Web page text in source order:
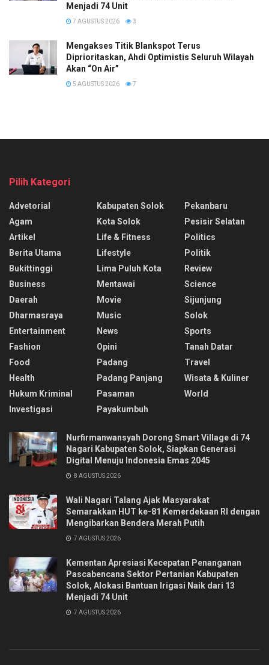
Menjadi 74 Unit
7 AGUSTUS 2026 3
Mengakses Titik Blankspot Terus
Diprioritaskan, Ahdi Optimistis Seluruh Wilayah
Akan “On Air”
5 AGUSTUS 2026 7
Pilih Kategori
Advetorial
Agam
Artikel
Berita Utama
Bukittinggi
Business
Daerah
Dharmasraya
Entertainment
Fashion
Food
Health
Hukum Kriminal
Investigasi
Kabupaten Solok
Kota Solok
Life & Fitness
Lifestyle
Lima Puluh Kota
Mentawai
Movie
Music
News
Opini
Padang
Padang Panjang
Pasaman
Payakumbuh
Pekanbaru
Pesisir Selatan
Politics
Politik
Review
Science
Sijunjung
Solok
Sports
Tanah Datar
Travel
Wisata & Kuliner
World
Nurfirmanwansyah Dorong Smart Village di 74
Nagari Kabupaten Solok, Siapkan Generasi
Digital Menuju Indonesia Emas 2045
8 AGUSTUS 2026
Wali Nagari Talang Ajak Masyarakat
Semarakkan HUT ke-81 Kemerdekaan RI dengan
Mengibarkan Bendera Merah Putih
7 AGUSTUS 2026
Kementan Apresiasi Kecepatan Penanganan
Pascabencana Sektor Pertanian Kabupaten
Solok, Alokasi Bantuan Irigasi Naik dari 13
Menjadi 74 Unit
7 AGUSTUS 2026